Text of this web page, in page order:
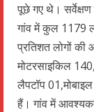
पूछे गए थे। सर्वेक्षण
गांव में कुल 1179
प्रतिशत लोगों
मोटरसाइकिल
लैपटॉप
हैं। गांव में